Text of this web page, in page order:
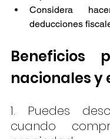
Considera
deducciones
Beneficios
nacionales y
1. Puedes
cuando